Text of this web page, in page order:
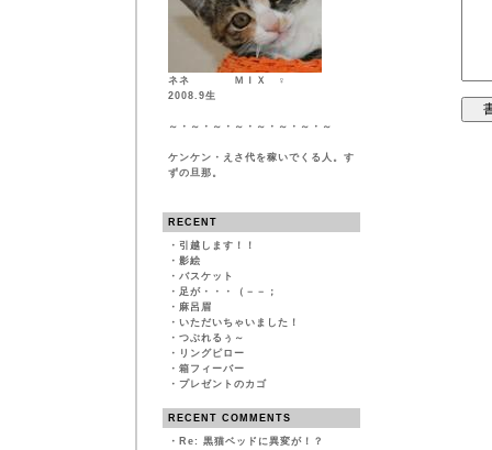
ネネ ＭＩＸ ♀
2008.9生
～・～・～・～・～・～・～・～
ケンケン・えさ代を稼いでくる人。す
ずの旦那。
RECENT
・ 引越します！！
・ 影絵
・ バスケット
・ 足が・・・（－－；
・ 麻呂眉
・ いただいちゃいました！
・ つぶれるぅ～
・ リングピロー
・ 箱フィーバー
・ プレゼントのカゴ
RECENT COMMENTS
・ Re: 黒猫ベッドに異変が！？